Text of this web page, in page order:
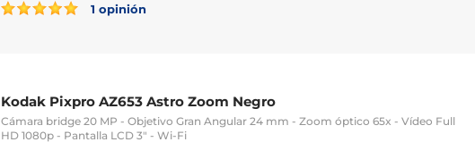
1 opinión
Kodak Pixpro AZ653 Astro Zoom Negro
Cámara bridge 20 MP - Objetivo Gran Angular 24 mm - Zoom óptico 65x - Vídeo Full
HD 1080p - Pantalla LCD 3" - Wi-Fi